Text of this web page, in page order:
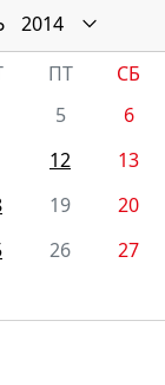
2014
ПТ СБ
5 6
12 13
19 20
26 27